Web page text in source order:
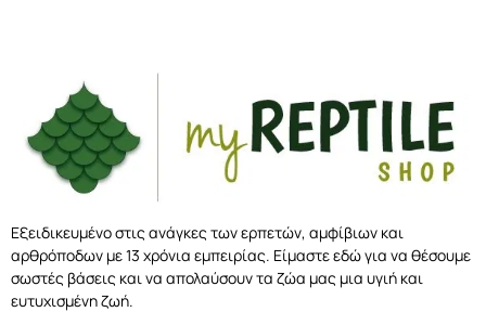
Εξειδικευμένο στις ανάγκες των ερπετών, αμφίβιων και
αρθρόποδων με 13 χρόνια εμπειρίας. Είμαστε εδώ για να θέσουμε
σωστές βάσεις και να απολαύσουν τα ζώα μας μια υγιή και
ευτυχισμένη ζωή.